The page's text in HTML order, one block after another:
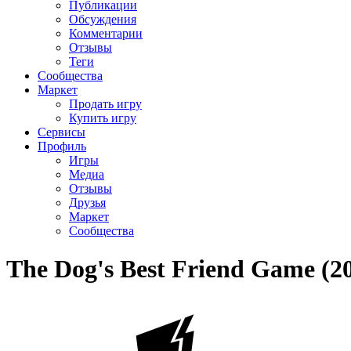
Публикации
Обсуждения
Комментарии
Отзывы
Теги
Сообщества
Маркет
Продать игру
Купить игру
Сервисы
Профиль
Игры
Медиа
Отзывы
Друзья
Маркет
Сообщества
The Dog's Best Friend Game